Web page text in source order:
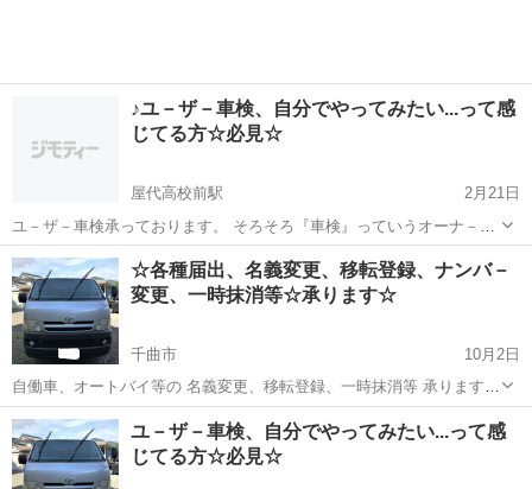
♪ユ－ザ－車検、自分でやってみたい...って感
じてる方☆必見☆
屋代高校前駅
2月21日
ユ－ザ－車検承っております。 そろそろ『車検』っていうオーナ－さ
ん。 別に、何もしなくてイイんだけど...。 メンテは自分でヤル（ヤッ
てる）し...。 っていう方、是非、ご連絡ください。 お手伝いいたし...
長野 屋代高校前駅 車検
☆各種届出、名義変更、移転登録、ナンバ－
変更、一時抹消等☆承ります☆
千曲市
10月2日
自働車、オートバイ等の 名義変更、移転登録、一時抹消等 承ります☆
是非、ご連絡ください。 ***一部、内容によっては、 お断りさせて
いただきます。***
長野 千曲市 車検 名義変更
ユ－ザ－車検、自分でやってみたい...って感
じてる方☆必見☆